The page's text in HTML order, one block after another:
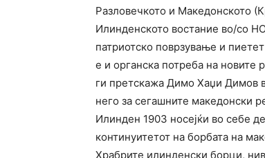
Разловечкото и Македонското
Илинденското востание во/со
патриотско поврзување и
е и органска потреба на
ги претскажа Димо Хаџи Димов
него за сегашните македонски
Илинден 1903 носејќи во себе
континуитетот на борбата на
Храбрите илинденски борци,